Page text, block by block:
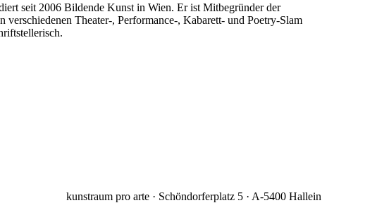
seit 2006 Bildende Kunst in Wien. Er ist Mitbegründer der
verschiedenen Theater-, Performance-, Kabarett- und Poetry-Slam
kunstraum pro arte · Schöndorferplatz 5 · A-5400 Hallein